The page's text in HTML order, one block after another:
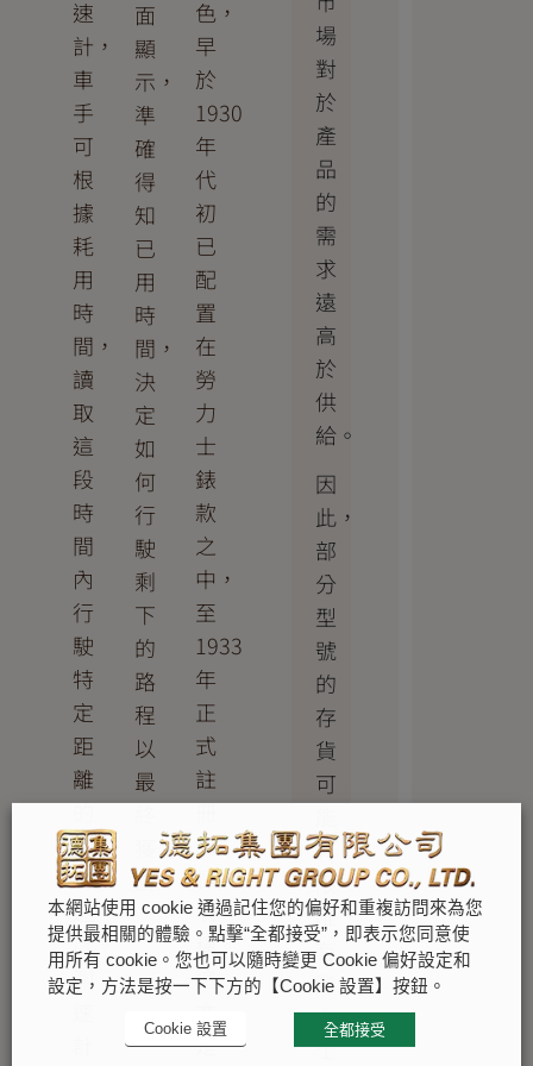
速
計，
車
手
可
根
據
耗
用
時
間，
讀
取
這
段
時
間
內
行
駛
特
定
距
離
的
平
均
速
度。
測
面
顯
示，
準
確
得
知
已
用
時
間，
決
定
如
何
行
駛
剩
下
的
路
程
以
最
勝。
色，
早
於
1930
年
代
初
已
配
置
在
勞
力
士
錶
款
之
中，
至
1933
年
正
式
註
冊
商
標
名
稱。
這
是
場
對
於
產
品
的
需
求
遠
高
於
供
給。
因
此，
部
分
型
號
的
存
貨
可
有
限。
唯
有
勞
力
士
本網站使用 cookie 通過記住您的偏好和重複訪問來為您
提供最相關的體驗。點擊“全都接受”，即表示您同意使
用所有 cookie。您也可以隨時變更 Cookie 偏好設定和
設定，方法是按一下下方的【Cookie 設置】按鈕。
Cookie 設置 全都接受